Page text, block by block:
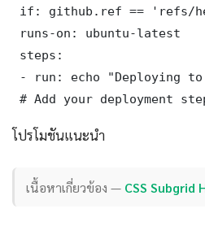
if: github.ref == 'refs/
runs-on: ubuntu-latest
steps:
- run: echo "Deploying
# Add your deployment
โปรโมชันแนะนำ
เนื้อหาเกี่ยวข้อง — CSS Subgrid